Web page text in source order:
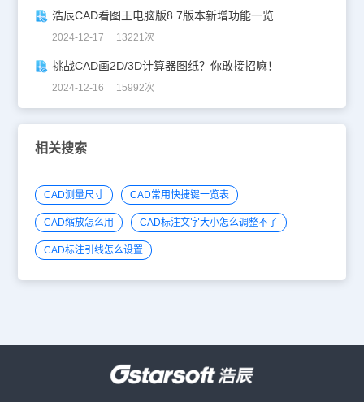
浩辰CAD看图王电脑版8.7版本新增功能一览
2024-12-17 13221次
挑战CAD画2D/3D计算器图纸？你敢接招嘛！
2024-12-16 15992次
相关搜索
CAD测量尺寸 CAD常用快捷键一览表
CAD缩放怎么用 CAD标注文字大小怎么调整不了
CAD标注引线怎么设置